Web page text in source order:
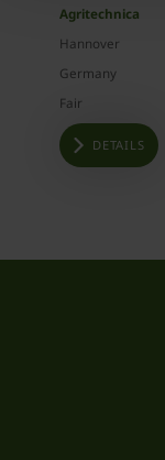
Agritechnica
Hannover
Germany
Fair
DETAILS